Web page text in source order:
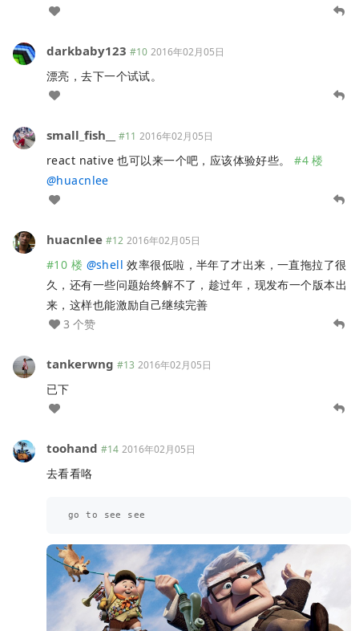
darkbaby123 #10 2016年02月05日
漂亮，去下一个试试。
small_fish__ #11 2016年02月05日
react native 也可以来一个吧，应该体验好些。#4 楼
@huacnlee
huacnlee #12 2016年02月05日
#10 楼 @shell 效率很低啦，半年了才出来，一直拖拉了很
久，还有一些问题始终解不了，趁过年，现发布一个版本出
来，这样也能激励自己继续完善
3 个赞
tankerwng #13 2016年02月05日
已下
toohand #14 2016年02月05日
去看看咯
go to see see